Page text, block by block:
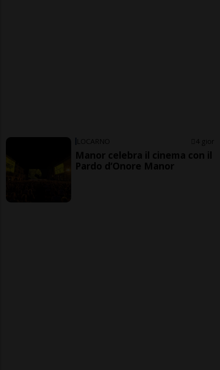
LOCARNO 4 gior
Manor celebra il cinema con il
Pardo d’Onore Manor